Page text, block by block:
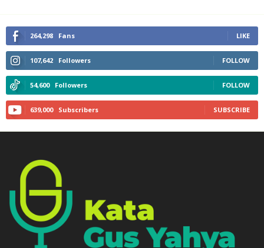
264,298 Fans LIKE
107,642 Followers FOLLOW
54,600 Followers FOLLOW
639,000 Subscribers SUBSCRIBE